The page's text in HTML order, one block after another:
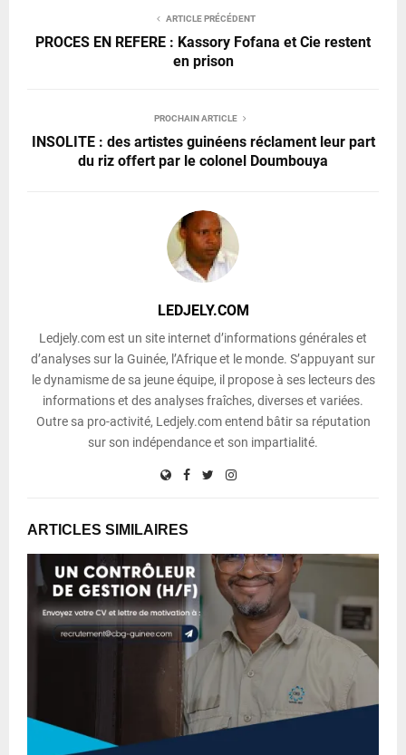
ARTICLE PRÉCÉDENT
PROCES EN REFERE : Kassory Fofana et Cie restent
en prison
PROCHAIN ARTICLE
INSOLITE : des artistes guinéens réclament leur part
du riz offert par le colonel Doumbouya
LEDJELY.COM
Ledjely.com est un site internet d’informations générales et
d’analyses sur la Guinée, l’Afrique et le monde. S’appuyant sur
le dynamisme de sa jeune équipe, il propose à ses lecteurs des
informations et des analyses fraîches, diverses et variées.
Outre sa pro-activité, Ledjely.com entend bâtir sa réputation
sur son indépendance et son impartialité.
ARTICLES SIMILAIRES